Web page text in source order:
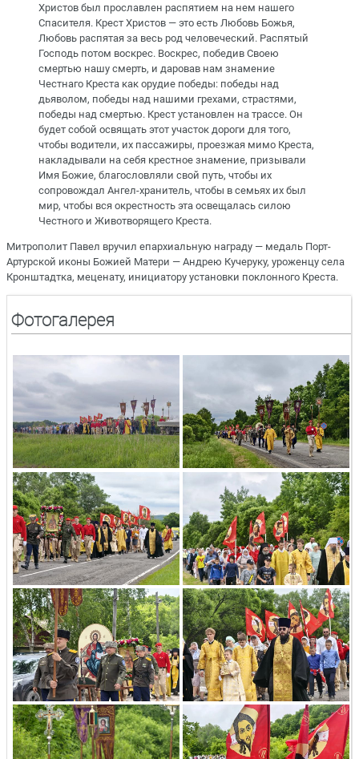
Христов был прославлен распятием на нем нашего
Спасителя. Крест Христов — это есть Любовь Божья,
Любовь распятая за весь род человеческий. Распятый
Господь потом воскрес. Воскрес, победив Своею
смертью нашу смерть, и даровав нам знамение
Честнаго Креста как орудие победы: победы над
дьяволом, победы над нашими грехами, страстями,
победы над смертью. Крест установлен на трассе. Он
будет собой освящать этот участок дороги для того,
чтобы водители, их пассажиры, проезжая мимо Креста,
накладывали на себя крестное знамение, призывали
Имя Божие, благословляли свой путь, чтобы их
сопровождал Ангел-хранитель, чтобы в семьях их был
мир, чтобы вся окрестность эта освещалась силою
Честного и Животворящего Креста.
Митрополит Павел вручил епархиальную награду — медаль Порт-
Артурской иконы Божией Матери — Андрею Кучеруку, уроженцу села
Кронштадтка, меценату, инициатору установки поклонного Креста.
Фотогалерея